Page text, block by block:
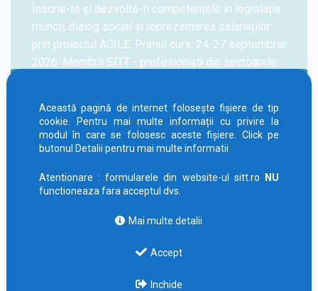
Înscrie-te și dezvoltă-ți competențele în legislația
muncii, dialog social și reprezentarea salariaților
prin proiectul AGILE. Primul curs: 24-27 septembrie
2026. Membrii SITT - profesioniști din sectoarele
proiect…
INFO CAMPANIE
Această pagină de internet folosește fișiere de tip
cookie. Pentru mai multe informații cu privire la
modul în care se folosesc aceste fișiere. Click pe
butonul Detalii pentru mai multe informatii
Atentionare : formularele din website-ul sitt.ro
NU
functioneaza fara acceptul dvs.
Mai multe detalii
Accept
Inchide